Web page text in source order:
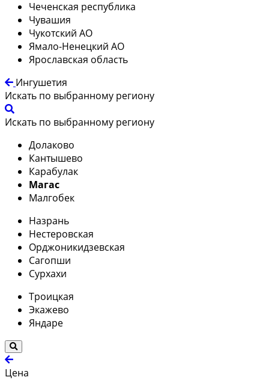
Чеченская республика
Чувашия
Чукотский АО
Ямало-Ненецкий АО
Ярославская область
Ингушетия
Искать по выбранному региону
Искать по выбранному региону
Долаково
Кантышево
Карабулак
Магас
Малгобек
Назрань
Нестеровская
Орджоникидзевская
Сагопши
Сурхахи
Троицкая
Экажево
Яндаре
Цена